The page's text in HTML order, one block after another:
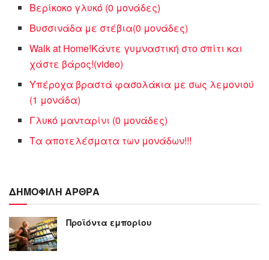
Βερίκοκο γλυκό (0 μονάδες)
Βυσσινάδα με στέβια(0 μονάδες)
Walk at Home!Κάντε γυμναστική στο σπίτι και
χάστε βάρος!(video)
Υπέροχα βραστά φασολάκια με σως λεμονιού
(1 μονάδα)
Γλυκό μανταρίνι (0 μονάδες)
Τα αποτελέσματα των μονάδων!!!
ΔΗΜΟΦΙΛΗ ΑΡΘΡΑ
Προϊόντα εμπορίου